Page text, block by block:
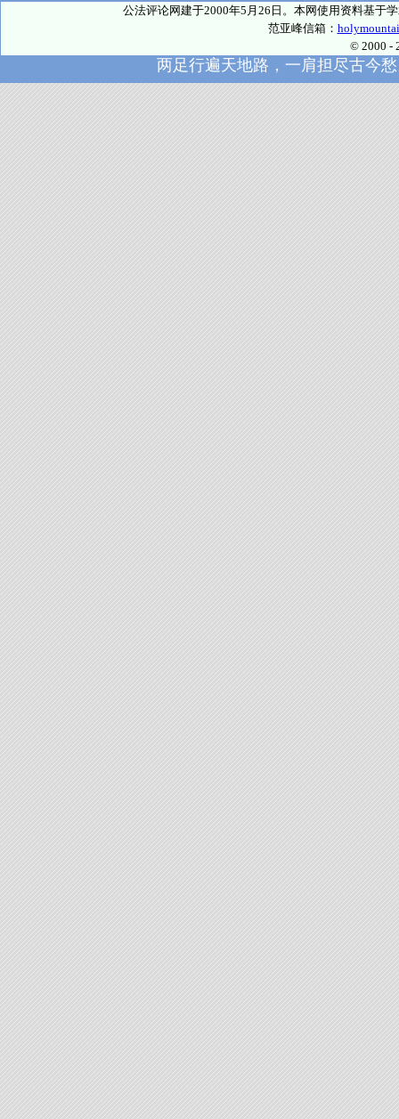
公法评论网建于2000年5月26日。本网使用资料基于
范亚峰信箱：
© 2000 -
两足行遍天地路，一肩担尽古今